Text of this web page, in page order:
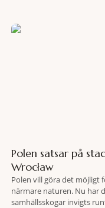
Polen satsar på
Wrocław
Polen vill göra det möjligt
närmare naturen. Nu har
samhällsskogar invigts